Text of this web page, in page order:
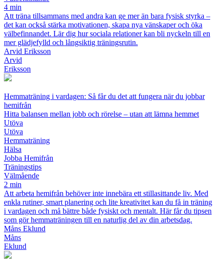
4 min
Att träna tillsammans med andra kan ge mer än bara fysisk styrka –
det kan också stärka motivationen, skapa nya vänskaper och öka
välbefinnandet. Lär dig hur sociala relationer kan bli nyckeln till en
mer glädjefylld och långsiktig träningsrutin.
Arvid Eriksson
Arvid
Eriksson
Hemmaträning i vardagen: Så får du det att fungera när du jobbar
hemifrån
Hitta balansen mellan jobb och rörelse – utan att lämna hemmet
Utöva
Utöva
Hemmaträning
Hälsa
Jobba Hemifrån
Träningstips
Välmående
2 min
Att arbeta hemifrån behöver inte innebära ett stillasittande liv. Med
enkla rutiner, smart planering och lite kreativitet kan du få in träning
i vardagen och må bättre både fysiskt och mentalt. Här får du tipsen
som gör hemmaträningen till en naturlig del av din arbetsdag.
Måns Eklund
Måns
Eklund